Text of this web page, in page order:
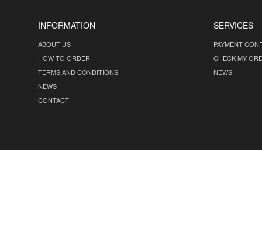
INFORMATION
ABOUT US
HOW TO ORDER
TERMS AND CONDITIONS
NEWS
CONTACT
SERVICES
PAYMENT
CHECK MY
NEWS